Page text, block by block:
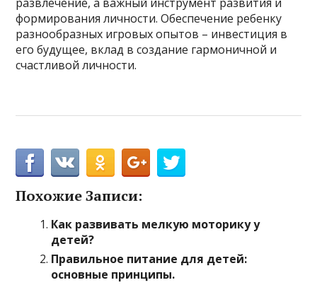
формирования личности. Обеспечение ребенку
разнообразных игровых опытов – инвестиция в
его будущее, вклад в создание гармоничной и
счастливой личности.
Похожие Записи:
Как развивать мелкую моторику у
детей?
Правильное питание для детей:
основные принципы.